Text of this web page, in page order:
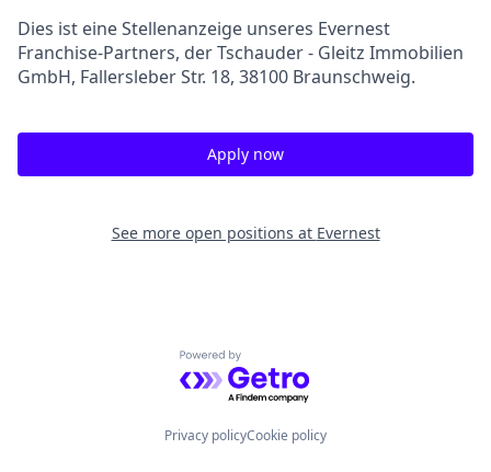
Dies ist eine Stellenanzeige unseres Evernest
Franchise-Partners, der Tschauder - Gleitz Immobilien
GmbH, Fallersleber Str. 18, 38100 Braunschweig.
Apply now
See more open positions at Evernest
Powered by Getro.com
Privacy policyCookie policy